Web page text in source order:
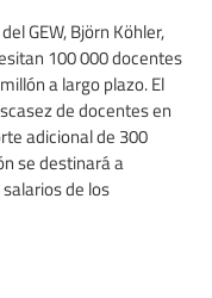
GEW, Björn Köhler,
100 000 docentes
a largo plazo. El
de docentes en
adicional de 300
se destinará a
de los